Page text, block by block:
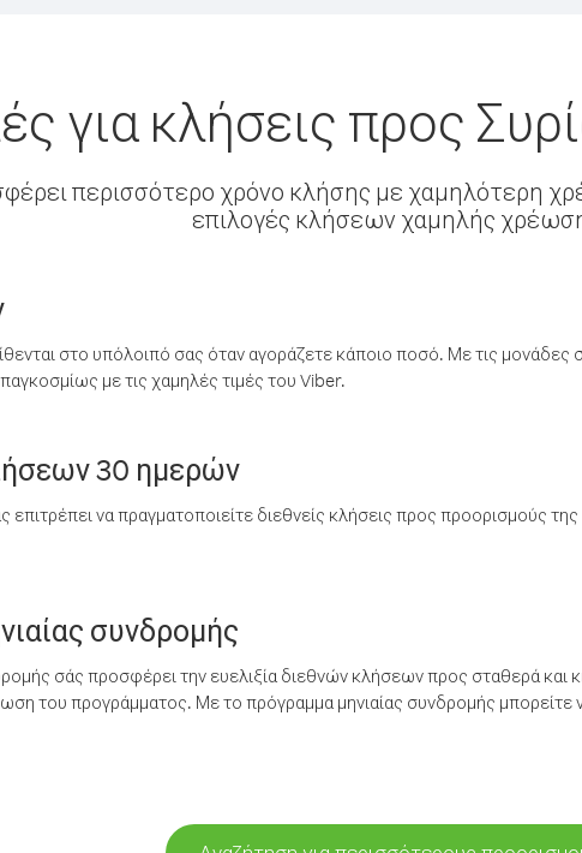
για κλήσεις προς
περισσότερο χρόνο κλήσης με χαμηλότερη
επιλογές κλήσεων χαμηλής
στο υπόλοιπό σας όταν αγοράζετε κάποιο ποσό. Με τις μονάδες
με τις χαμηλές τιμές του Viber.
30 ημερών
να πραγματοποιείτε διεθνείς κλήσεις προς προορισμούς
συνδρομής
σάς προσφέρει την ευελιξία διεθνών κλήσεων προς σταθερά και
του προγράμματος. Με το πρόγραμμα μηνιαίας συνδρομής μπορείτε